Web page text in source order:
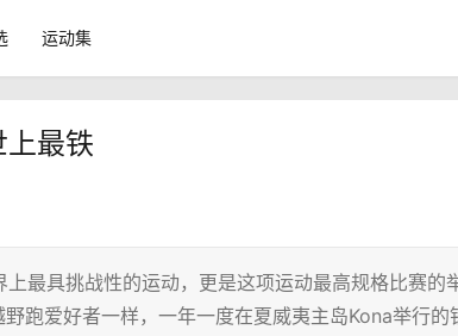
运动集
最铁
最具挑战性的运动，更是这项运动最高规格比赛的
跑爱好者一样，一年一度在夏威夷主岛Kona举行的